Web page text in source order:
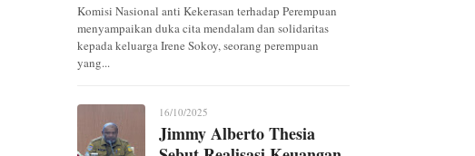
Komisi Nasional anti Kekerasan terhadap Perempuan
menyampaikan duka cita mendalam dan solidaritas
kepada keluarga Irene Sokoy, seorang perempuan
yang...
16/10/2025
Jimmy Alberto Thesia